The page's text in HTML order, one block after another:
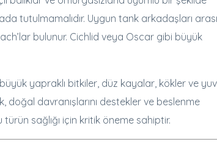
tutulmamalıdır. Uygun tank arkadaşları
bulunur. Cichlid veya Oscar gibi büyük
yapraklı bitkiler, düz kayalar, kökler ve
doğal davranışlarını destekler ve beslenme
türün sağlığı için kritik öneme sahiptir.